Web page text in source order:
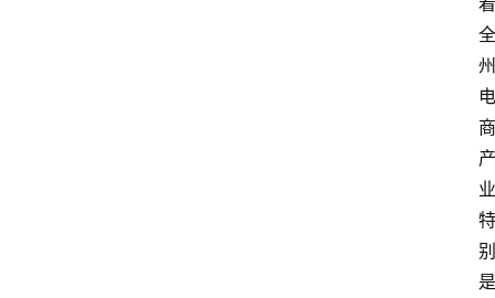
全
州
电
商
产
业
特
别
是